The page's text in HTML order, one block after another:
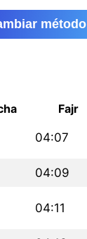
método
Fajr
04:07
04:09
04:11